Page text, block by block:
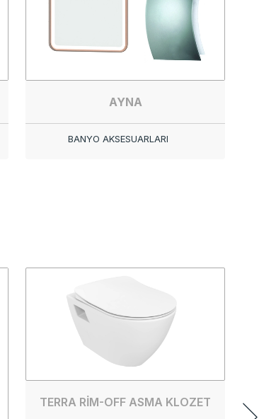
AYNA
BANYO AKSESUARLARI
TERRA RİM-OFF ASMA KLOZET